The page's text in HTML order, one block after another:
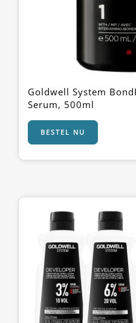
Goldwell System
Serum, 500ml
BESTEL NU